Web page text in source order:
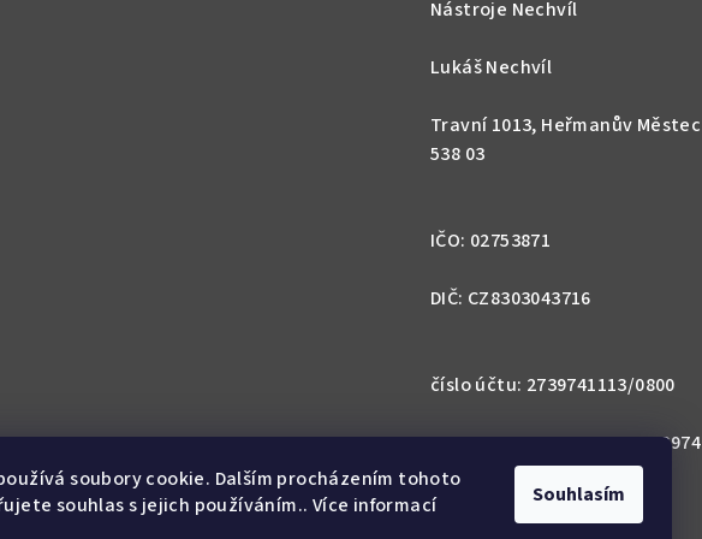
soubory cookie. Dalším procházením tohoto
souhlas s jejich používáním.. Více informací
Souhlasím
Nástroje Nechvíl
Lukáš Nechvíl
Travní 1013, Heřmanův Městec
538 03
IČO: 02753871
DIČ: CZ8303043716
číslo účtu: 2739741113/0800
IBAN: CZ57 0800 0000 0027 3974
1113
SWIFT: GIBACZPX